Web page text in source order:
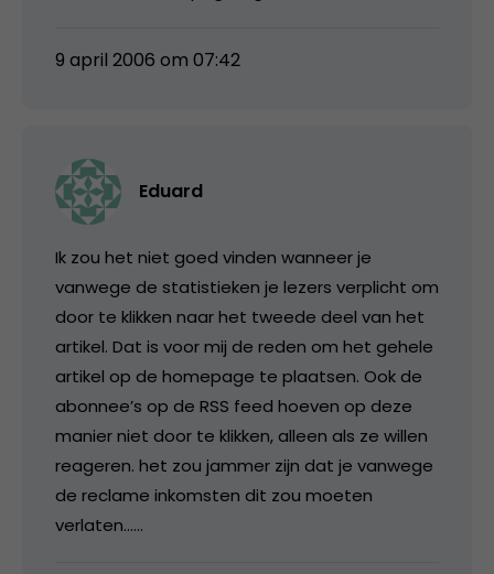
9 april 2006 om 07:42
Eduard
Ik zou het niet goed vinden wanneer je
vanwege de statistieken je lezers verplicht om
door te klikken naar het tweede deel van het
artikel. Dat is voor mij de reden om het gehele
artikel op de homepage te plaatsen. Ook de
abonnee’s op de RSS feed hoeven op deze
manier niet door te klikken, alleen als ze willen
reageren. het zou jammer zijn dat je vanwege
de reclame inkomsten dit zou moeten
verlaten……